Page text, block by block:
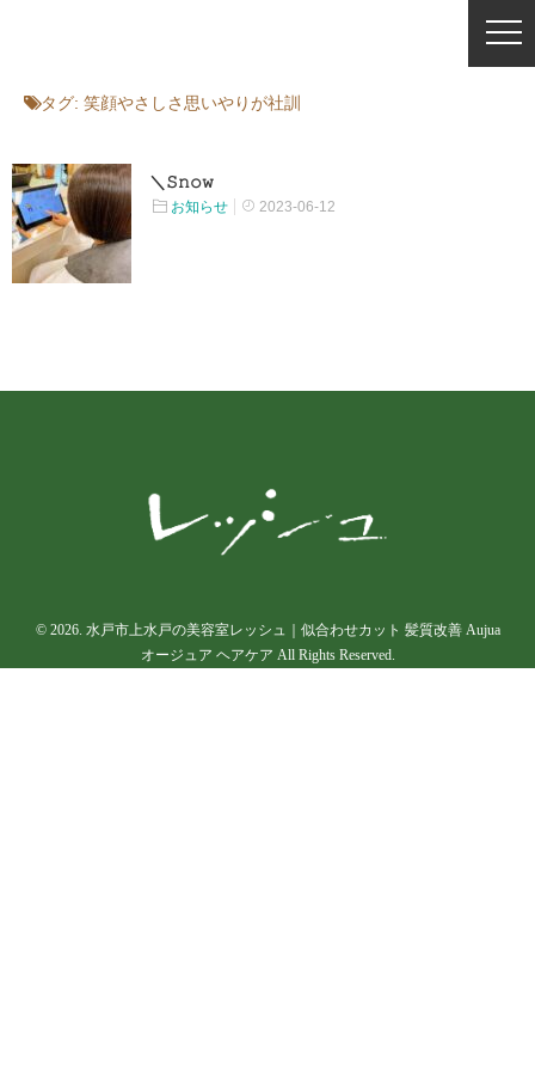
タグ: 笑顔やさしさ思いやりが社訓
＼𝚂𝚗𝚘𝚠
お知らせ 2023-06-12
© 2026. 水戸市上水戸の美容室レッシュ｜似合わせカット 髪質改善 Aujua
オージュア ヘアケア All Rights Reserved.